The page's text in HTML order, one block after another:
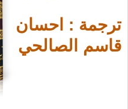
ترجمة : احسان
قاسم الصالحي